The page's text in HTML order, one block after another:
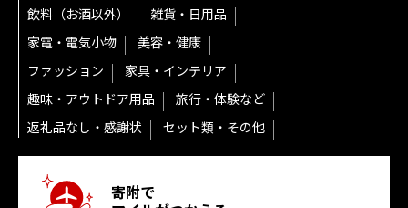
飲料（お酒以外）
雑貨・日用品
家電・電気小物
美容・健康
ファッション
家具・インテリア
趣味・アウトドア用品
旅行・体験など
返礼品なし・感謝状
セット類・その他
寄附で